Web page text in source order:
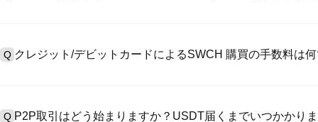
入金）（プロセス1～3営業日かかる）;4）$100,000超えた大額売
Q クレジット/デビットカードによるSWCH 購買の手数料は
物取引手数料（0.05%まで低く）が必要です。
Q P2P取引はどう始まりますか？USDT届くまでいつかかり